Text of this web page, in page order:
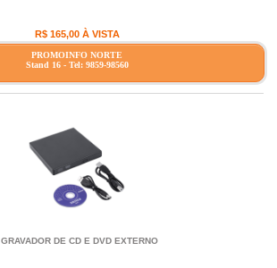
R$ 165,00 À VISTA
PROMOINFO NORTE
Stand 16 - Tel: 9859-98560
GRAVADOR DE CD E DVD EXTERNO